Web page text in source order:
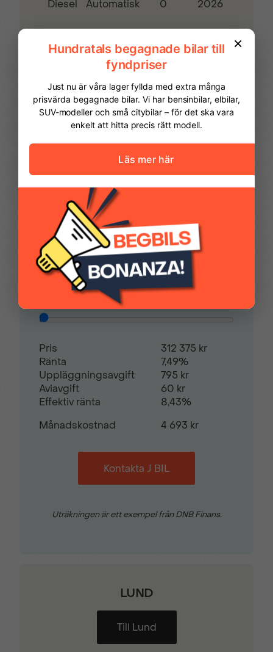
ESP & ASR –antisladd-
Fartbegränsare
Farthållare Filhållningsassistans
Fjärrnyckel med
reservnyckel
Fjärrstyrt centrallås
strålkastare
Förvaringsfack under
handskfacket
Handskfack
startsystem
Mellanvägg med
Nackskydd justerbara i
Navigation IVI High Parkeringsensorer bak
Skyddsinklädnad
väggar
Diesel Automatisk 0 2026
FINANSIERING
din bil. Här kan du räkna ut din
månadskostnad och även göra en
ansökan online.
Kontantinsats78 093,00 kr
Avbetalningstid60månader
Pris
312 375 kr
Ränta
7,49%
Uppläggningsavgift
795 kr
Aviavgift
60 kr
Effektiv ränta
8,43%
Månadskostnad
4 693 kr
Kontakta J BIL
Uträkningen är ett exempel från DNB Finans.
LUND
Till Lund